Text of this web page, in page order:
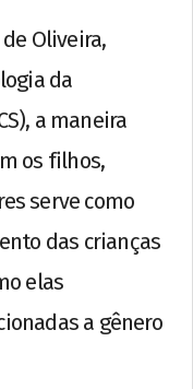
Oliveira,
da
a maneira
os filhos,
serve como
das crianças
elas
a gênero